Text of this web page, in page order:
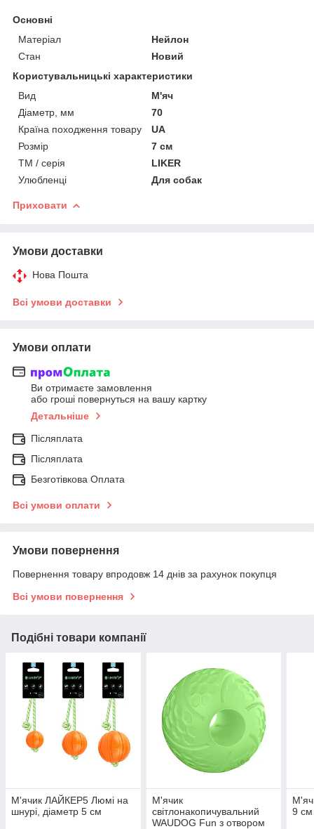
Основні
Матеріал
Нейлон
Стан
Новий
Користувальницькі характеристики
Вид
М'яч
Діаметр, мм
70
Країна походження товару
UA
Розмір
7 см
ТМ / серія
LIKER
Улюбленці
Для собак
Приховати
Умови доставки
Нова Пошта
Всі умови доставки
Умови оплати
Ви отримаєте замовлення
або гроші повернуться на вашу картку
Детальніше
Післяплата
Післяплата
Безготівкова Оплата
Всі умови оплати
Умови повернення
Повернення товару впродовж 14 днів за рахунок покупця
Всі умови повернення
Подібні товари компанії
М'ячик ЛАЙКЕР5 Люмі на
шнурі, діаметр 5 см
М'ячик
світлонакопичувальний
WAUDOG Fun з отвором
9 см